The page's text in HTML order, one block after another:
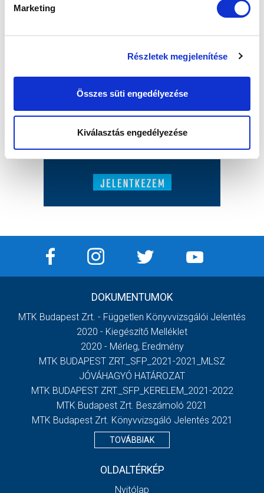
Marketing
Részletek megjelenítése
Összes süti engedélyezése
Kiválasztás engedélyezése
DOKUMENTUMOK
MTK Budapest Zrt. - Független Könyvvizsgálói Jelentés
2020 - Kiegészítő Melléklet
2020 - Mérleg, Eredmény
MTK BUDAPEST ZRT._SFP_2021-2021_MLSZ
JÓVÁHAGYÓ HATÁROZAT
MTK BUDAPEST ZRT._SFP_KERELEM_2021-2022
MTK Budapest Zrt. Beszámoló 2021
MTK Budapest Zrt. Könyvvizsgáló Jelentés 2021
TOVÁBBIAK
OLDALTÉRKÉP
Nyitólap